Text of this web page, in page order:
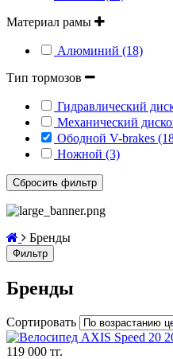
Материал рамы
Алюминий (18)
Тип тормозов
Гидравлический
Механический
Ободной V-brakes
Ножной (3)
Бренды
Фильтр
Бренды
Сортировать
119 000 тг.